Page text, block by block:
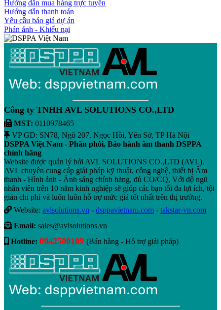
Hướng dẫn mua hàng trực tuyến
Hướng dẫn thanh toán
Yêu cầu báo giá dự án
Phán ánh - Khiếu nại
Công ty TNHH AVL SOLUTIONS CO.,LTD
MST: 0110978465
VP GD: SN78, Ngõ 207, Ngọc Hồi, Yên Sở, TP Hà Nội
DSPPA Việt Nam - Phân phối, Bảo hành âm thanh DSPPA
chính hãng
Website được quản lý bởi AVL SOLUTIONS CO.,LTD (AVL).
AVL chuyên cung cấp giải pháp kỹ thuật, công nghệ, thiết bị Âm
thanh - Hình ảnh - Ánh sáng chính hãng, đủ CO/CQ, Với độ ngũ
nhân viên trên 10 năm kinh nghiệp sẽ giúp các bạn tối đa lợi ích, tội
giản chi phí và luôn luôn hỗ trợ mức giá tốt nhất trên thị trường.
Website: avlsolutions.vn - dsppavietnam.com - takstar-vn.com
Email: sales@avlsolutions.vn
Hotline: 0942500109 (Bán hàng - Hỗ trợ giải pháp)